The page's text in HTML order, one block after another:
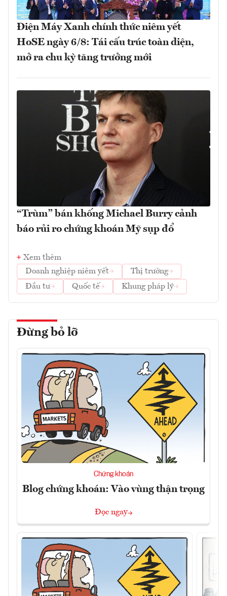
Điện Máy Xanh chính thức niêm yết
HoSE ngày 6/8: Tái cấu trúc toàn diện,
mở ra chu kỳ tăng trưởng mới
“Trùm” bán khống Michael Burry cảnh
báo rủi ro chứng khoán Mỹ sụp đổ
Xem thêm
Doanh nghiệp niêm yết
Thị trường
Đầu tư
Quốc tế Khung pháp lý
Đừng bỏ lỡ
Chứng khoán
Blog chứng khoán: Vào vùng thận trọng
Đọc ngay